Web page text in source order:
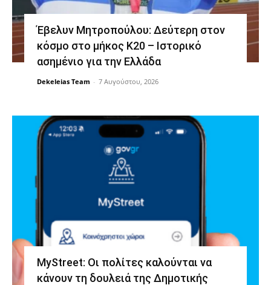
Έβελυν Μητροπούλου: Δεύτερη στον
κόσμο στο μήκος Κ20 – Ιστορικό
ασημένιο για την Ελλάδα
Dekeleias Team - 7 Αυγούστου, 2026
MyStreet: Οι πολίτες καλούνται να
κάνουν τη δουλειά της Δημοτικής